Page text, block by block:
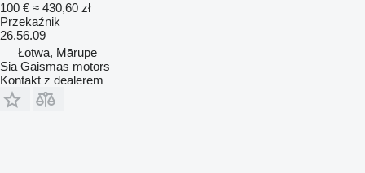
100 € ≈ 430,60 zł
Przekaźnik
26.56.09
Łotwa, Mārupe
Sia Gaismas motors
Kontakt z dealerem